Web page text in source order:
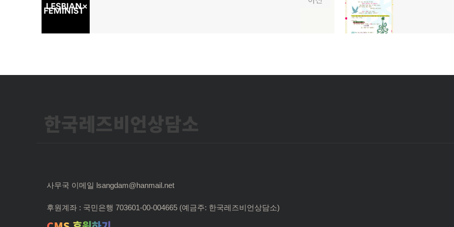
탐
색
전
음
글:
한국레즈비언상담소
사무국 이메일 lsangdam@hanmail.net
후원계좌 : 국민은행 703601-00-004665 (예금주: 한국레즈비언상담소)